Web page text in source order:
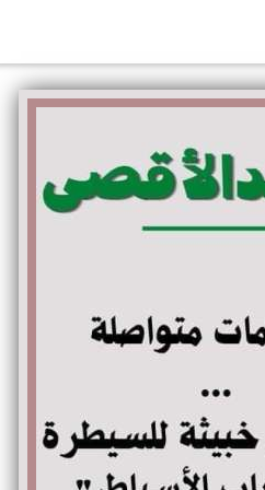
إلهام شرشر تكتب: دي
دي سياسة